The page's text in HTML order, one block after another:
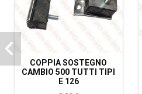
COPPIA SOSTEGNO
CAMBIO 500 TUTTI TIPI
E 126